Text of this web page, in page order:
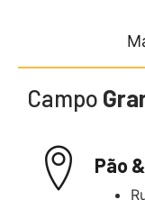
Campo
Pão